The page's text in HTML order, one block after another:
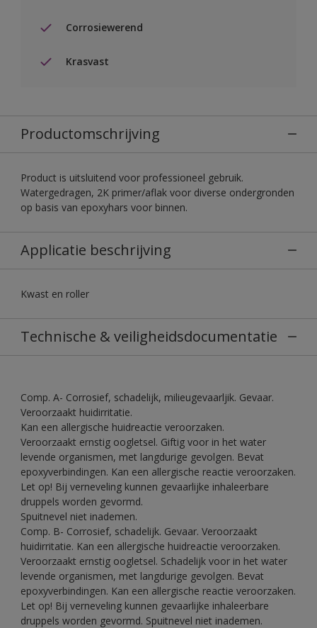
Corrosiewerend
Krasvast
Productomschrijving
Product is uitsluitend voor professioneel gebruik.
Watergedragen, 2K primer/aflak voor diverse ondergronden
op basis van epoxyhars voor binnen.
Applicatie beschrijving
Kwast en roller
Technische & veiligheidsdocumentatie
Comp. A- Corrosief, schadelijk, milieugevaarljik. Gevaar.
Veroorzaakt huidirritatie.
Kan een allergische huidreactie veroorzaken.
Veroorzaakt ernstig oogletsel. Giftig voor in het water
levende organismen, met langdurige gevolgen. Bevat
epoxyverbindingen. Kan een allergische reactie veroorzaken.
Let op! Bij verneveling kunnen gevaarlijke inhaleerbare
druppels worden gevormd.
Spuitnevel niet inademen.
Comp. B- Corrosief, schadelijk. Gevaar. Veroorzaakt
huidirritatie. Kan een allergische huidreactie veroorzaken.
Veroorzaakt ernstig oogletsel. Schadelijk voor in het water
levende organismen, met langdurige gevolgen. Bevat
epoxyverbindingen. Kan een allergische reactie veroorzaken.
Let op! Bij verneveling kunnen gevaarlijke inhaleerbare
druppels worden gevormd. Spuitnevel niet inademen.